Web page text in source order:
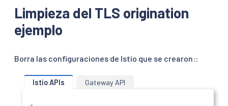
Limpieza del TLS origination
ejemplo
Borra las configuraciones de Istio que se crearon::
Istio APIs Gateway API